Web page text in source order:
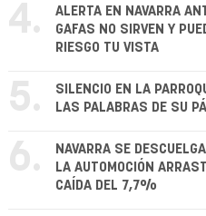
4.
ALERTA EN NAVARRA
GAFAS NO SIRVEN Y
RIESGO TU VISTA
5.
SILENCIO EN LA
LAS PALABRAS DE SU
6.
NAVARRA SE
LA AUTOMOCIÓN
CAÍDA DEL 7,7%